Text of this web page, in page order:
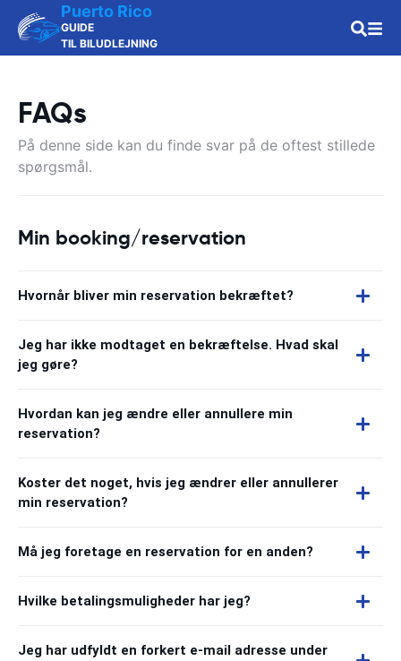
Puerto Rico
GUIDE
TIL BILUDLEJNING
FAQs
På denne side kan du finde svar på de oftest stillede
spørgsmål.
Min booking/reservation
Hvornår bliver min reservation bekræftet?
Jeg har ikke modtaget en bekræftelse. Hvad skal
jeg gøre?
Hvordan kan jeg ændre eller annullere min
reservation?
Koster det noget, hvis jeg ændrer eller annullerer
min reservation?
Må jeg foretage en reservation for en anden?
Hvilke betalingsmuligheder har jeg?
Jeg har udfyldt en forkert e-mail adresse under